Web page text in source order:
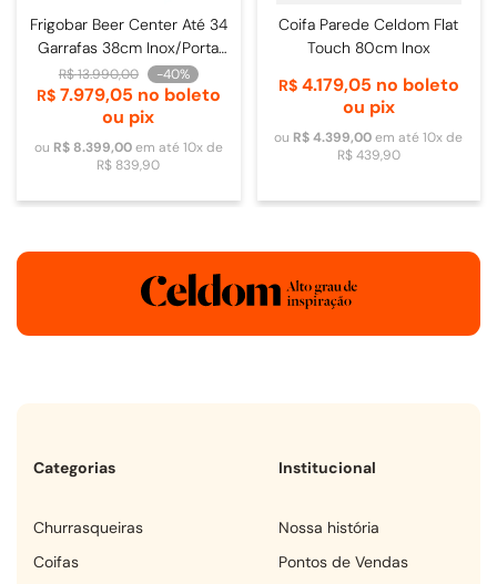
Frigobar Beer Center Até 34
Garrafas 38cm Inox/Porta
de Vidro - 4093840009
R$13.990,00 -40%
R$ 7.979,05 no boleto
ou pix
ou R$ 8.399,00em até10x de
R$ 839,90
Coifa Parede Celdom Flat
Touch 80cm Inox
R$ 4.179,05 no boleto
ou pix
ou R$ 4.399,00em até10x de
R$ 439,90
Categorias
churrasqueiras
coifas
Institucional
Nossa história
Pontos de Vendas